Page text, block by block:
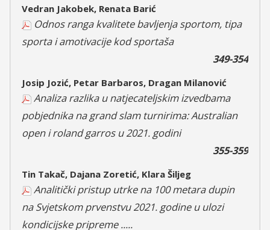
Vedran Jakobek, Renata Barić
Odnos ranga kvalitete bavljenja sportom, tipa
sporta i amotivacije kod sportaša
349-354
Josip Jozić, Petar Barbaros, Dragan Milanović
Analiza razlika u natjecateljskim izvedbama
pobjednika na grand slam turnirima: Australian
open i roland garros u 2021. godini
355-359
Tin Takač, Dajana Zoretić, Klara Šiljeg
Analitički pristup utrke na 100 metara dupin
na Svjetskom prvenstvu 2021. godine u ulozi
kondicijske pripreme .....